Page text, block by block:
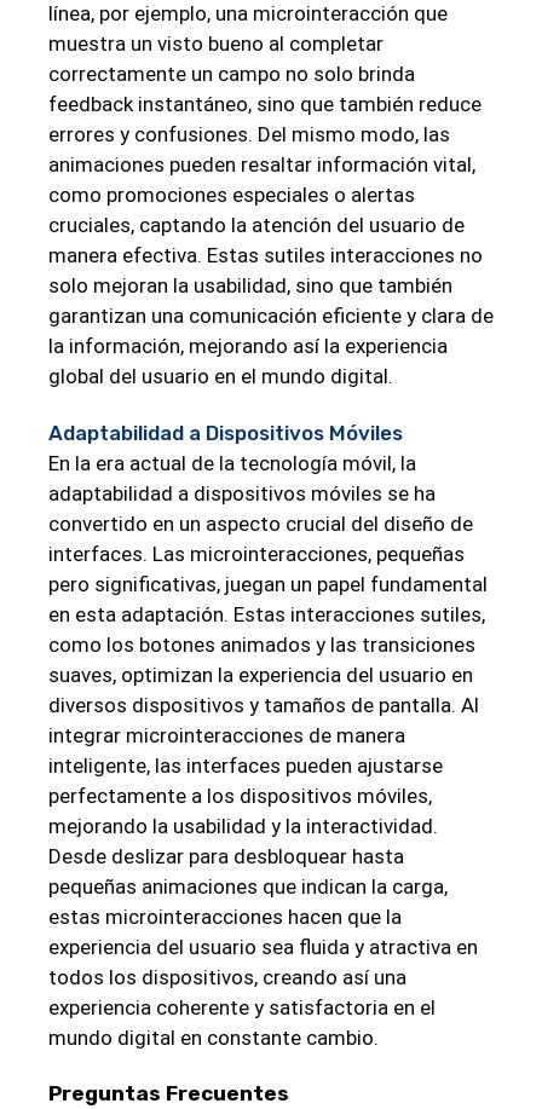
línea, por ejemplo, una microinteracción que
muestra un visto bueno al completar
correctamente un campo no solo brinda
feedback instantáneo, sino que también reduce
errores y confusiones. Del mismo modo, las
animaciones pueden resaltar información vital,
como promociones especiales o alertas
cruciales, captando la atención del usuario de
manera efectiva. Estas sutiles interacciones no
solo mejoran la usabilidad, sino que también
garantizan una comunicación eficiente y clara de
la información, mejorando así la experiencia
global del usuario en el mundo digital.
Adaptabilidad a Dispositivos Móviles
En la era actual de la tecnología móvil, la
adaptabilidad a dispositivos móviles se ha
convertido en un aspecto crucial del diseño de
interfaces. Las microinteracciones, pequeñas
pero significativas, juegan un papel fundamental
en esta adaptación. Estas interacciones sutiles,
como los botones animados y las transiciones
suaves, optimizan la experiencia del usuario en
diversos dispositivos y tamaños de pantalla. Al
integrar microinteracciones de manera
inteligente, las interfaces pueden ajustarse
perfectamente a los dispositivos móviles,
mejorando la usabilidad y la interactividad.
Desde deslizar para desbloquear hasta
pequeñas animaciones que indican la carga,
estas microinteracciones hacen que la
experiencia del usuario sea fluida y atractiva en
todos los dispositivos, creando así una
experiencia coherente y satisfactoria en el
mundo digital en constante cambio.
Preguntas Frecuentes